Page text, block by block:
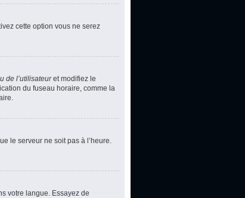
cette option vous ne serez
de l’utilisateuret modifiez le
du fuseau horaire, comme la
le serveur ne soit pas à l’heure.
votre langue. Essayez de